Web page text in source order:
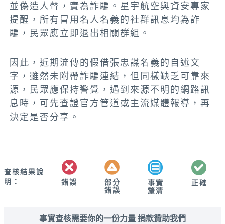
並偽造人聲，實為詐騙。星宇航空與資安專家
提醒，所有冒用名人名義的社群訊息均為詐
騙，民眾應立即退出相關群組。
因此，近期流傳的假借張忠謀名義的自述文
字，雖然未附帶詐騙連結，但同樣缺乏可靠來
源，民眾應保持警覺，遇到來源不明的網路訊
息時，可先查證官方管道或主流媒體報導，再
決定是否分享。
查核結果說
明：
錯誤
部分
錯誤
事實
釐清
正確
事實查核需要你的一份力量 捐款贊助我們